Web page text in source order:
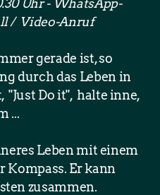
Uhr - WhatsApp-
/ Video-Anruf
gerade ist, so
durch das Leben in
Do it", halte inne,
...
Leben mit einem
Kompass. Er kann
zusammen.